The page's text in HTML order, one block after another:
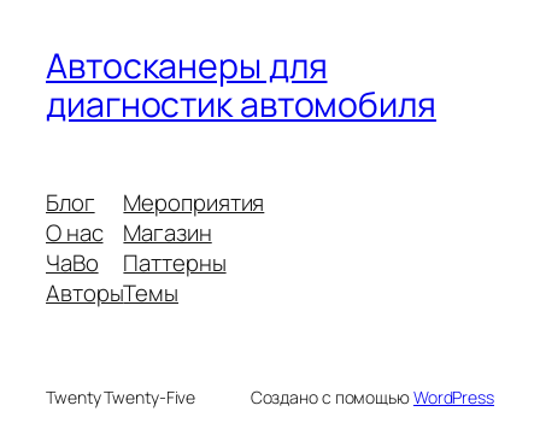
Автосканеры для
диагностик автомобиля
Блог
О нас
ЧаВо
Авторы
Мероприятия
Магазин
Паттерны
Темы
Twenty Twenty-Five Создано с помощьюWordPress